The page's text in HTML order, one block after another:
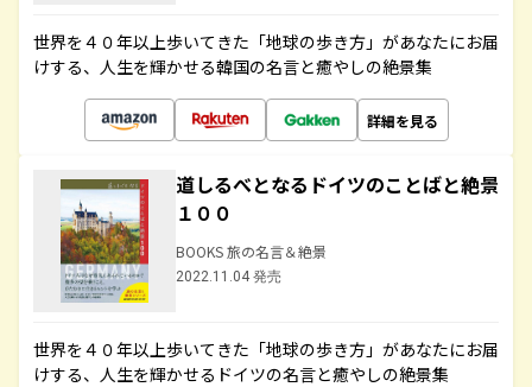
世界を４０年以上歩いてきた「地球の歩き方」があなたにお届
けする、人生を輝かせる韓国の名言と癒やしの絶景集
詳細を見る
道しるべとなるドイツのことばと絶景
１００
BOOKS 旅の名言＆絶景
2022.11.04 発売
世界を４０年以上歩いてきた「地球の歩き方」があなたにお届
けする、人生を輝かせるドイツの名言と癒やしの絶景集